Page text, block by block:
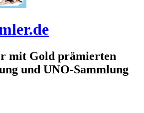
mit Gold prämierten
und UNO-Sammlung